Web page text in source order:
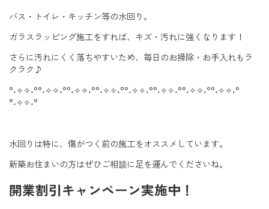
バス・トイレ・キッチン等の水回り。
ガラスラッピング施工をすれば、キズ・汚れに強くなります！
さらに汚れにくく落ちやすいため、毎日のお掃除・お手入れもラ
クラク♪
°˖✧✧˖°°˖✧✧˖°°˖✧✧˖°°˖✧✧˖°°˖✧✧˖°°˖✧✧˖°°˖✧✧˖°°˖✧✧˖°
°˖✧✧˖°
水回りは特に、傷がつく前の施工をオススメしています。
新築お住まいの方はぜひご相談に足を運んでくださいね。
開業割引キャンペーン実施中！